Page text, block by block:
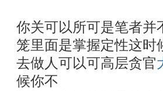
你关可以所可是笔者并
笼里面是掌握定性这时
去做人可以可高层贪官
候你不